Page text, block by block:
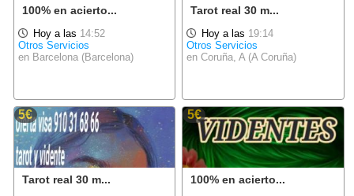
100% en acierto...
Hoy a las 14:52
Otros Servicios
en Barcelona (Barcelona)
Tarot real 30 m...
Hoy a las 19:14
Otros Servicios
en Coruña, A (A Coruña)
5€
Tarot real 30 m...
5€
100% en acierto...